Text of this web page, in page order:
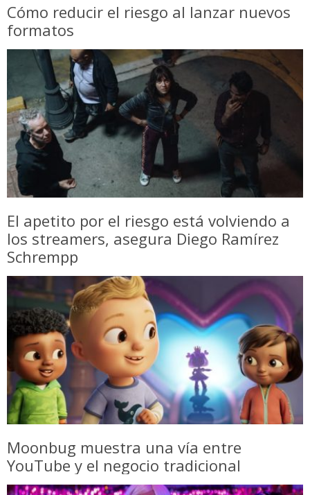
Cómo reducir el riesgo al lanzar nuevos
formatos
El apetito por el riesgo está volviendo a
los streamers, asegura Diego Ramírez
Schrempp
Moonbug muestra una vía entre
YouTube y el negocio tradicional